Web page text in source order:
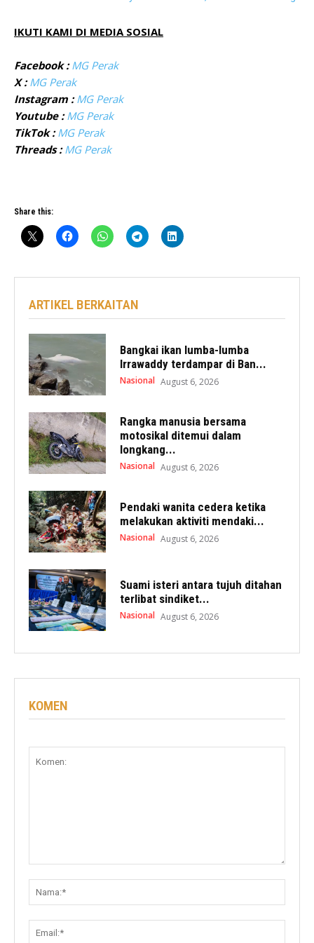
IKUTI KAMI DI MEDIA SOSIAL
Facebook : MG Perak
X : MG Perak
Instagram : MG Perak
Youtube : MG Perak
TikTok : MG Perak
Threads : MG Perak
Share this:
ARTIKEL BERKAITAN
Bangkai ikan lumba-lumba
Irrawaddy terdampar di Ban...
Nasional August 6, 2026
Rangka manusia bersama
motosikal ditemui dalam
longkang...
Nasional August 6, 2026
Pendaki wanita cedera ketika
melakukan aktiviti mendaki...
Nasional August 6, 2026
Suami isteri antara tujuh ditahan
terlibat sindiket...
Nasional August 6, 2026
KOMEN